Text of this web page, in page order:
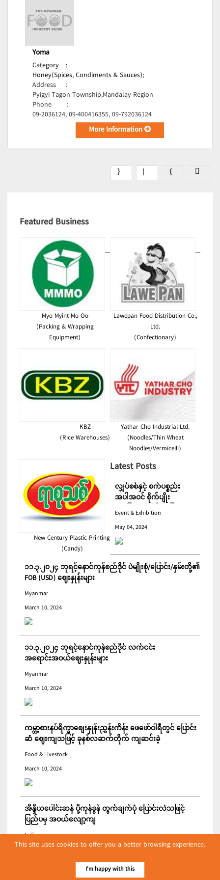
Yoma
Category
:
Honey(Spices, Condiments & Sauces);
Address
:
Pyigyi Tagon Township,Mandalay Region
Phone
:
09-2036124, 09-400416355, 09-792036124
More Information
Featured Business
Myo Myint Mo Oo
(Packing & Wrapping
Equipment)
Lawepan Food Distribution Co.,
Ltd.
(Confectionary)
KBZ
(Rice Warehouses)
Yathar Cho Industrial Ltd.
(Noodles/Thin Wheat
Noodles/Vermicelli)
New Century Plastic Printing
(Candy)
Latest Posts
လျှပ်စစ်နှင့် စက်ပစ္စည်း
အပါအဝင် စိုက်ပျိုး
မွေးမြူရေးဆိုင်ရာ ပြပွဲ
Event & Exhibition
May 04, 2024
၁၁.၃.၂၀၂၄ ဘုရင့်နောင်ကုန်စည်ဒိုင် ပဲမျိုးစုံ/ပြောင်း/နှမ်းတို့၏
FOB (USD) ဈေးနှုန်းများ
Myanmar
March 10, 2024
၁၁.၃.၂၀၂၄ ဘုရင့်နောင်ကုန်စည်ဒိုင် လက်ငင်း
အရောင်းအဝယ်ဈေးနှုန်းများ
Myanmar
March 10, 2024
ကမ္ဘာ့စားနပ်ရိက္ခာစျေးနှုန်းညွှန်းကိန်း ဖေဖော်ဝါရီတွင် ပြောင်း
ဆံ ဈေးကျသဖြင့် ခုနစ်လဆက်တိုက် ကျဆင်းခဲ့
Food & Livestock
March 10, 2024
အိန္ဒိယပေါင်းဆန် ပို့ကုန်ခွန် တွက်ချက်ပုံ ပြောင်းလဲသဖြင့်
ပြည်ပမှ အဝယ်လျော့ကျ
India
March 09, 2024
This site uses cookies to offer you a better browsing experience.
I'm happy with this